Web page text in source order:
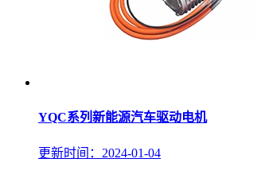
YQC系列新能源汽车驱动电机
更新时间：2024-01-04